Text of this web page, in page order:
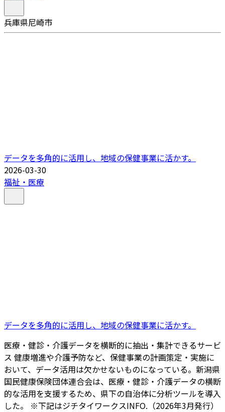
兵庫県尼崎市
データを多角的に活用し、地域の保健事業に活かす。
2026-03-30
福祉・医療
データを多角的に活用し、地域の保健事業に活かす。
医療・健診・介護データを横断的に抽出・集計できるサービ
ス 健康増進や介護予防など、保健事業の計画策定・実施に
おいて、データ活用は欠かせないものになっている。新潟県
国民健康保険団体連合会は、医療・健診・介護データの横断
的な活用を支援するため、県下の自治体に分析ツールを導入
した。 ※下記はジチタイワークスINFO.（2026年3月発行）